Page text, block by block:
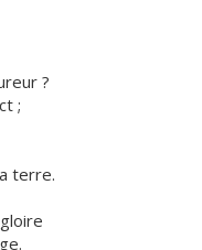
?
;
terre.